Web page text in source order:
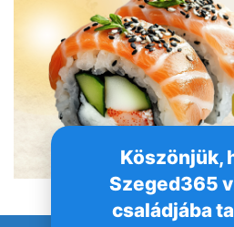
Köszönjük,
Szeged365
családjába